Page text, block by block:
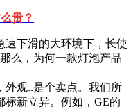
贵？
下滑的大环境下，长使
么，为何一款灯泡产品
观..是个卖点。我们所
新立异。例如，GE的